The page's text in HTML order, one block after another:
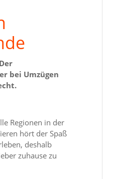
bei Umzügen
Regionen in der
hört der Spaß
deshalb
zuhause zu